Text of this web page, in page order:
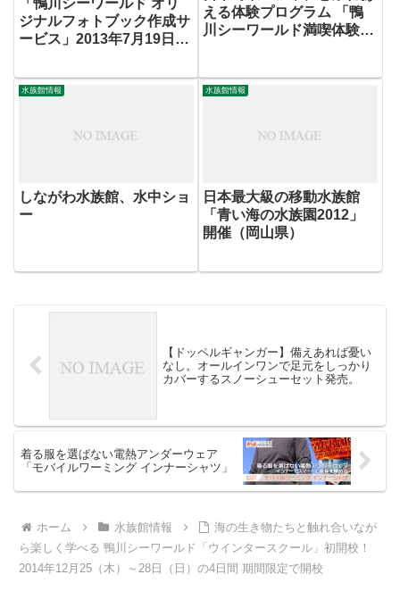
「鴨川シーワールド オリ
ジナルフォトブック作成サ
ービス」2013年7月19日
える体験プログラム 「鴨
川シーワールド満喫体験」
水族館情報
しながわ水族館、水中ショ
ー
水族館情報
日本最大級の移動水族館
「青い海の水族園2012」
開催（岡山県）
【ドッペルギャンガー】備えあれば憂い
なし。オールインワンで足元をしっかり
カバーするスノーシューセット発売。
着る服を選ばない電熱アンダーウェア
「モバイルワーミング インナーシャツ」
ホーム 水族館情報
海の生き物たちと触れ合いなが
ら楽しく学べる 鴨川シーワールド「ウインタースクール」初開校！
2014年12月25（木）～28日（日）の4日間 期間限定で開校